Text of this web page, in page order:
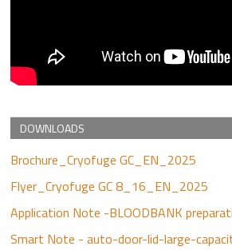
DOWNLOADS
Brochure_Cryofuge GC_EN_2025
Flyer_Cryofuge GC 8_16_EN_2025
Application Note -BLOODBANK
Smart Note - auto-door-lid-large-